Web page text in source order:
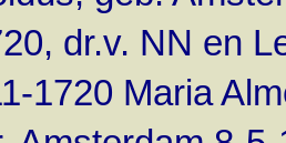
dr.v. NN en
1720 Maria